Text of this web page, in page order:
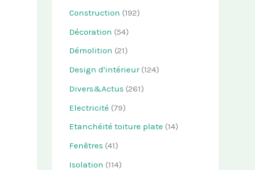
Construction (192)
Décoration (54)
Démolition (21)
Design d'intérieur(124)
Divers&Actus (261)
Electricité (79)
Etanchéité toiture plate (14)
Fenêtres (41)
Isolation (114)